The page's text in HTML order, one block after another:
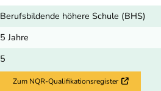
Berufsbildende höhere Schule (BHS)
5 Jahre
5
Zum NQR-Qualifikationsregister